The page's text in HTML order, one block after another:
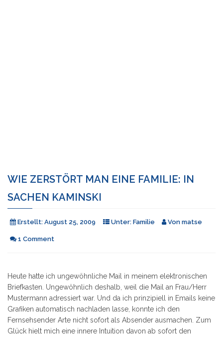
WIE ZERSTÖRT MAN EINE FAMILIE: IN
SACHEN KAMINSKI
Erstellt: August 25, 2009 Unter: Familie Von matse
1 Comment
Heute hatte ich ungewöhnliche Mail in meinem elektronischen
Briefkasten. Ungewöhnlich deshalb, weil die Mail an Frau/Herr
Mustermann adressiert war. Und da ich prinzipiell in Emails keine
Grafiken automatisch nachladen lasse, konnte ich den
Fernsehsender Arte nicht sofort als Absender ausmachen. Zum
Glück hielt mich eine innere Intuition davon ab sofort den